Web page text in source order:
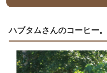
ハブタムさんのコーヒー。